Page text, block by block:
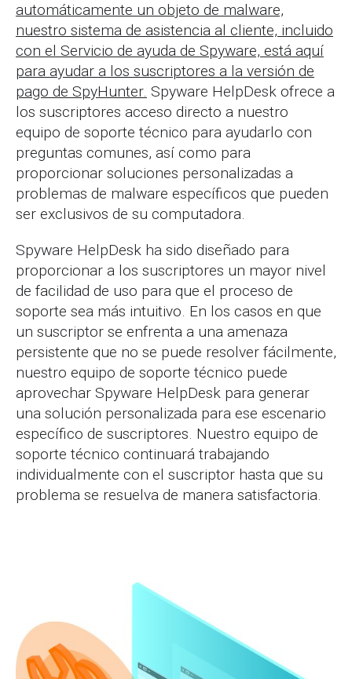
automáticamente un objeto de malware,
nuestro sistema de asistencia al cliente, incluido
con el Servicio de ayuda de Spyware, está aquí
para ayudar a los suscriptores a la versión de
pago de SpyHunter. Spyware HelpDesk ofrece a
los suscriptores acceso directo a nuestro
equipo de soporte técnico para ayudarlo con
preguntas comunes, así como para
proporcionar soluciones personalizadas a
problemas de malware específicos que pueden
ser exclusivos de su computadora.
Spyware HelpDesk ha sido diseñado para
proporcionar a los suscriptores un mayor nivel
de facilidad de uso para que el proceso de
soporte sea más intuitivo. En los casos en que
un suscriptor se enfrenta a una amenaza
persistente que no se puede resolver fácilmente,
nuestro equipo de soporte técnico puede
aprovechar Spyware HelpDesk para generar
una solución personalizada para ese escenario
específico de suscriptores. Nuestro equipo de
soporte técnico continuará trabajando
individualmente con el suscriptor hasta que su
problema se resuelva de manera satisfactoria.